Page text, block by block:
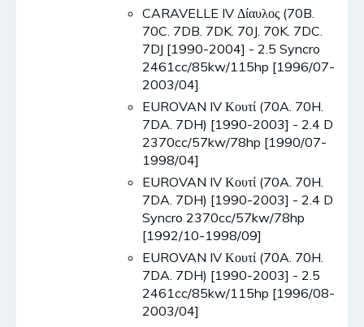
CARAVELLE IV Δίαυλος (70B.
70C. 7DB. 7DK. 70J. 70K. 7DC.
7DJ [1990-2004] - 2.5 Syncro
2461cc/85kw/115hp [1996/07-
2003/04]
EUROVAN IV Κουτί (70A. 70H.
7DA. 7DH) [1990-2003] - 2.4 D
2370cc/57kw/78hp [1990/07-
1998/04]
EUROVAN IV Κουτί (70A. 70H.
7DA. 7DH) [1990-2003] - 2.4 D
Syncro 2370cc/57kw/78hp
[1992/10-1998/09]
EUROVAN IV Κουτί (70A. 70H.
7DA. 7DH) [1990-2003] - 2.5
2461cc/85kw/115hp [1996/08-
2003/04]